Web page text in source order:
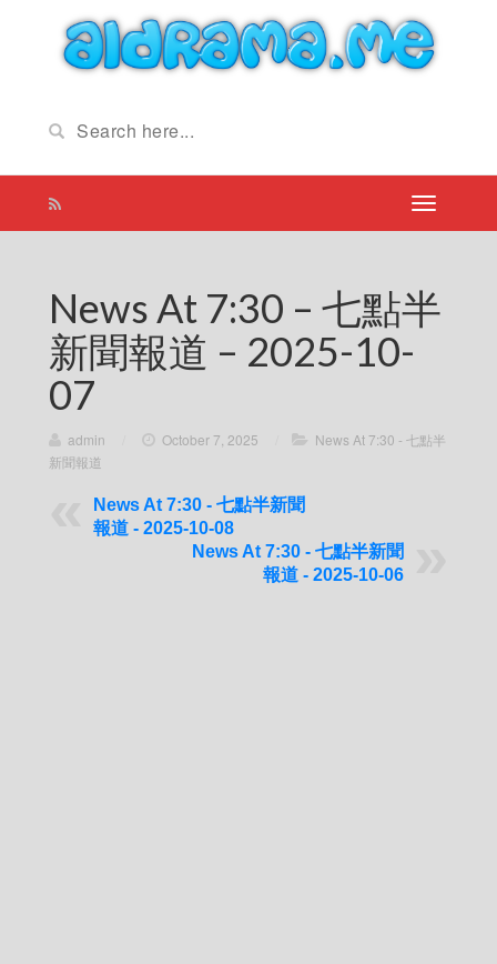
News At 7:30 – 七點半
新聞報道 – 2025-10-
07
admin October 7, 2025
News At 7:30 - 七點半
新聞報道
News At 7:30 - 七點半新聞
報道 - 2025-10-08
News At 7:30 - 七點半新聞
報道 - 2025-10-06